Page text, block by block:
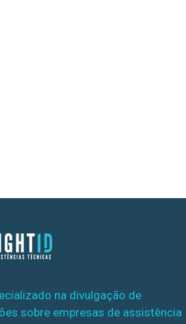
na divulgação de
sobre empresas de assistência